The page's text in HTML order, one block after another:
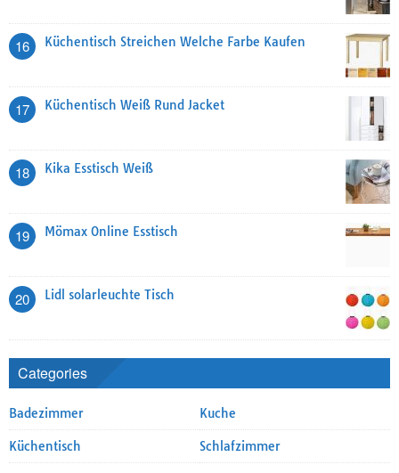
16 Küchentisch Streichen Welche Farbe Kaufen
17 Küchentisch Weiß Rund Jacket
18 Kika Esstisch Weiß
19 Mömax Online Esstisch
20 Lidl solarleuchte Tisch
Categories
Badezimmer Kuche
Küchentisch Schlafzimmer